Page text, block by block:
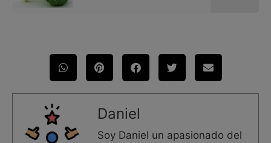
Daniel
Soy Daniel un apasionado del